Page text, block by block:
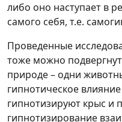
либо оно наступает в
самого себя, т.е.
Проведенные
тоже можно
природе – одни
гипнотическое
гипнотизируют крыс и
гипнотизирование